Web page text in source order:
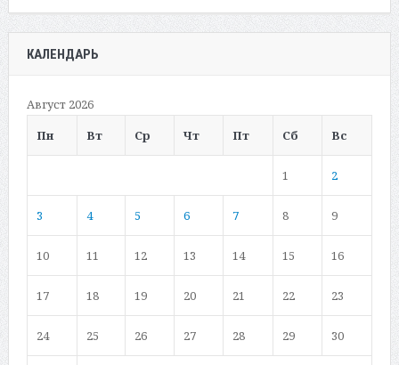
КАЛЕНДАРЬ
Август 2026
Пн
Вт Ср Чт Пт Сб Вс
1 2
3 4 5 6 7 8 9
10 11 12 13 14 15 16
17 18 19 20 21 22 23
24 25 26 27 28 29 30